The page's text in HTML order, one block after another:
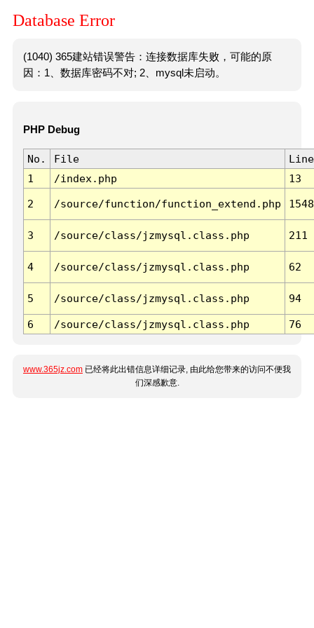
Database Error
(1040) 365建站错误警告：连接数据库失败，可能的原
因：1、数据库密码不对; 2、mysql未启动。
PHP Debug
No. File
Line
1
/index.php 13
2 /source/function/function_extend.php 1548
3 /source/class/jzmysql.class.php 211
4 /source/class/jzmysql.class.php 62
5 /source/class/jzmysql.class.php 94
6 /source/class/jzmysql.class.php 76
www.365jz.com 已经将此出错信息详细记录, 由此给您带来的访问不便我
们深感歉意.